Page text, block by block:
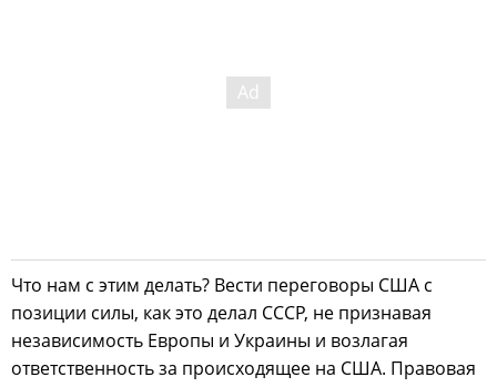
Что нам с этим делать? Вести переговоры США с
позиции силы, как это делал СССР, не признавая
независимость Европы и Украины и возлагая
ответственность за происходящее на США. Правовая